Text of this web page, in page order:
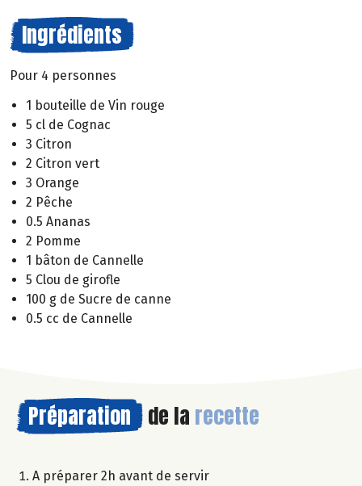
Ingrédients
Pour 4 personnes
1 bouteille de Vin rouge
5 cl de Cognac
3 Citron
2 Citron vert
3 Orange
2 Pêche
0.5 Ananas
2 Pomme
1 bâton de Cannelle
5 Clou de girofle
100 g de Sucre de canne
0.5 cc de Cannelle
Préparation de la recette
A préparer 2h avant de servir